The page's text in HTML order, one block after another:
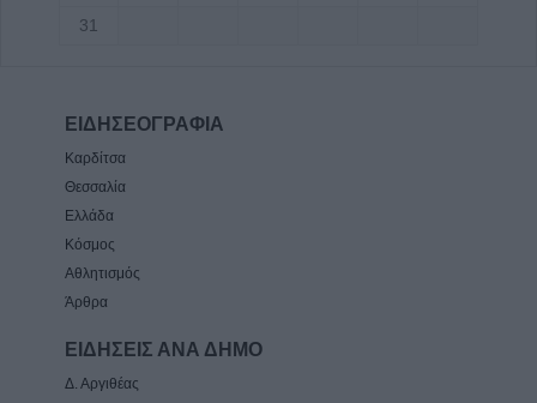
31
ΕΙΔΗΣΕΟΓΡΑΦΙΑ
Καρδίτσα
Θεσσαλία
Ελλάδα
Κόσμος
Αθλητισμός
Άρθρα
ΕΙΔΗΣΕΙΣ ΑΝΑ ΔΗΜΟ
Δ. Αργιθέας